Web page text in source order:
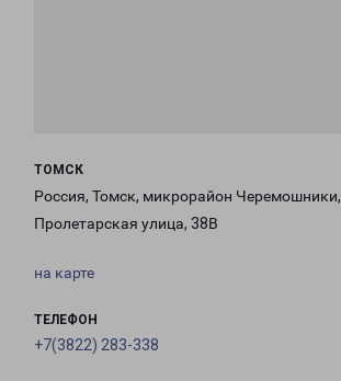
ТОМСК
Россия, Томск, микрорайон Черемошники,
Пролетарская улица, 38В
на карте
ТЕЛЕФОН
+7(3822) 283-338